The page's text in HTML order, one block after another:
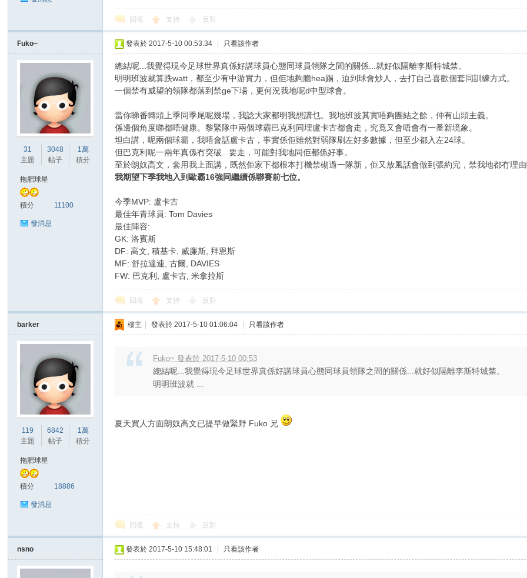
回復 支持 反對
Fuko~
31
主題
3048
帖子
1萬
積分
拖肥球星
積分 11100
發消息
發表於 2017-5-10 00:53:34 只看該作者
總結呢...我覺得現今足球世界真係好講球員心態同球員領隊之間的關係...就好似隔離李斯特城禁。
明明班波就算跌watt，都至少有中游實力，但佢地夠膽hea踢，迫到球會炒人，去打自己喜歡個套同訓練方式。
一個禁有威望的領隊都落到禁ge下場，更何況我地呢d中型球會。
當你睇番轉頭上季同季尾呢幾場，我諗大家都明我想講乜。我地班波其實唔夠團結之餘，仲有山頭主義。
係邊個角度睇都唔健康。黎緊隊中兩個球霸巴克利同埋盧卡古都會走，究竟又會唔會有一番新境象。
坦白講，呢兩個球霸，我唔會話盧卡古，事實係佢雖然對弱隊刷左好多數據，但至少都入左24球。
但巴克利呢一兩年真係冇突破...要走，可能對我地同佢都係好事。
至於朗奴高文，套用我上面講，既然佢家下都根本打機禁砌過一隊新，佢又放風話會做到張約完，禁我地都冇理由
我期望下季我地入到歐霸16強同繼續係聯賽前七位。
今季MVP: 盧卡古
最佳年青球員: Tom Davies
最佳陣容:
GK: 洛賓斯
DF: 高文, 積基卡, 威廉斯, 拜恩斯
MF: 舒拉達連, 古爾, DAVIES
FW: 巴克利, 盧卡古, 米拿拉斯
回復 支持 反對
barker
119
主題
6842
帖子
1萬
積分
拖肥球星
積分 18886
發消息
樓主 發表於 2017-5-10 01:06:04 只看該作者
Fuko~ 發表於 2017-5-10 00:53
總結呢...我覺得現今足球世界真係好講球員心態同球員領隊之間的關係...就好似隔離李斯特城禁。
明明班波就 ...
夏天買人方面朗奴高文已提早做緊野 Fuko 兄
回復 支持 反對
nsno 發表於 2017-5-10 15:48:01 只看該作者